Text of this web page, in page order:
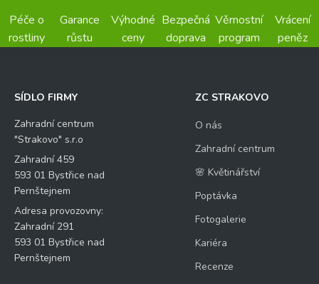
Péče o
rostliny
Garance
růstu
Výhodné
ceny
Bezpečná
doprava
Věrnostní
program
Vrácení
peněz
SÍDLO FIRMY
Zahradní centrum
"Strakovo" s.r.o
Zahradní 459
593 01 Bystřice nad
Pernštejnem
Adresa provozovny:
Zahradní 291
593 01 Bystřice nad
Pernštejnem
ZC STRAKOVO
O nás
Zahradní centrum
🌸 Květinářství
Poptávka
Fotogalerie
Kariéra
Recenze